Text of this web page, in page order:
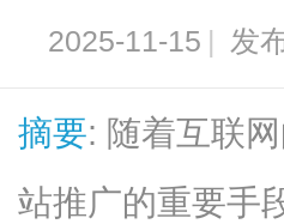
2025-11-15 | 发
摘要: 随着互联
站推广的重要手